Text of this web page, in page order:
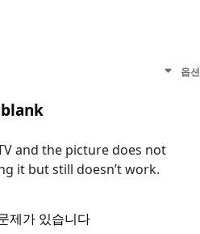
옵션
and the picture does not
it but still doesn’t work.
제가 있습니다